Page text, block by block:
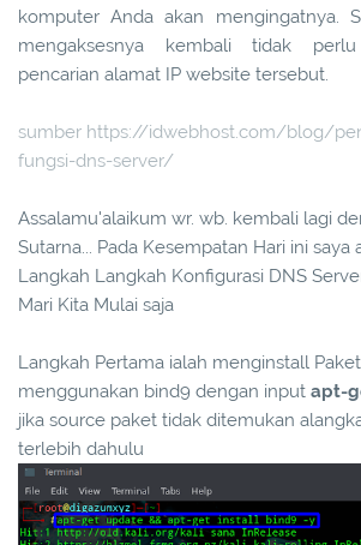
komputer Anda akan mengingatnya.
mengaksesnya kembali tidak
pencarian alamat IP website tersebut.
sumber https://idwebhost.com/blog/
fungsi-dns-server/
Assalamu'alaikum wr. wb. kembali lagi
Sutarna... Pada Kesempatan Hari ini
Langkah Langkah Konfigurasi DNS
Mari Kita Mulai saja
Langkah Pertama ialah menginstall
menggunakan bind9 dengan input apt-
jika source paket tidak ditemukan
terlebih dahulu